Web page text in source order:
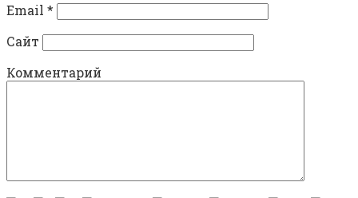
Email *
Сайт
Комментарий